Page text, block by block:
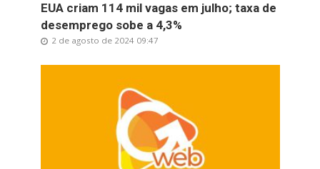
EUA criam 114 mil vagas em julho; taxa de
desemprego sobe a 4,3%
2 de agosto de 2024 09:47